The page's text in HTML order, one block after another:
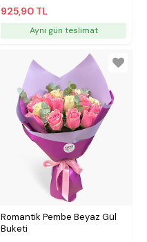
925,90 TL
Aynı gün teslimat
Romantik Pembe Beyaz Gül
Buketi